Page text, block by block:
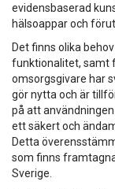
evidensbaserad
hälsoappar och
Det finns olika
funktionalitet, samt
omsorgsgivare har
gör nytta och är
på att
ett säkert och
Detta
som finns
Sverige.